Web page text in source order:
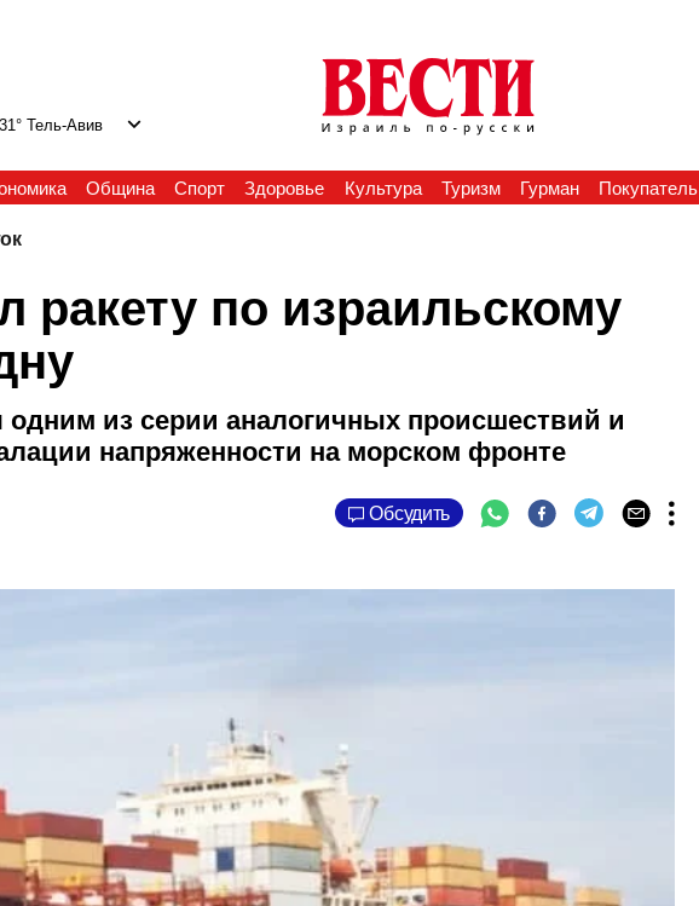
31° Тель-Авив
Община Спорт Здоровье Культура Туризм Гурман Покупатель
ракету по израильскому
одним из серии аналогичных происшествий и
напряженности на морском фронте
Обсудить